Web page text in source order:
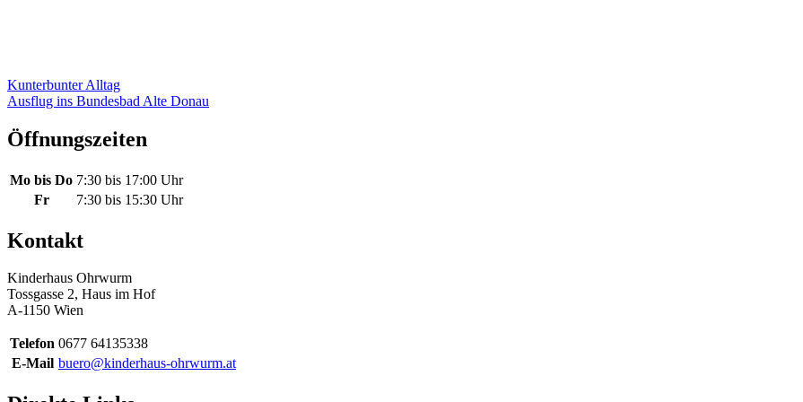
Beitragsnavigation
Kunterbunter Alltag
Ausflug ins Bundesbad Alte Donau
Öffnungszeiten
Mo bis Do 7:30 bis 17:00 Uhr
Fr
7:30 bis 15:30 Uhr
Kontakt
Kinderhaus Ohrwurm
Tossgasse 2, Haus im Hof
A-1150 Wien
Telefon 0677 64135338
E-Mail buero@kinderhaus-ohrwurm.at